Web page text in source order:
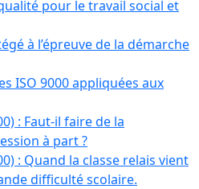
pour le travail social et
à l’épreuve de la démarche
ISO 9000 appliquées aux
: Faut-il faire de la
à part ?
: Quand la classe relais vient
difficulté scolaire.